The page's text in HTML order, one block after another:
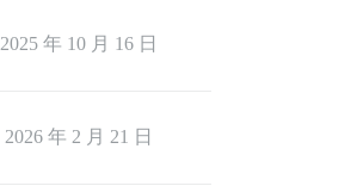
2025 年 10 月 16 日
2026 年 2 月 21 日